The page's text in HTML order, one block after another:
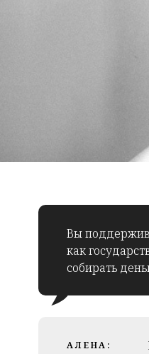
Вы
как
собирать
АЛЕНА: